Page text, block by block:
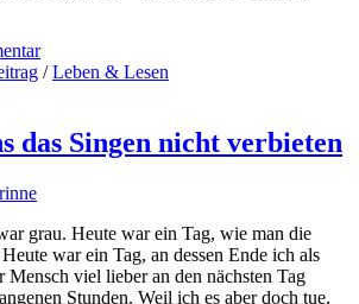
/Leben & Lesen
das Singen nicht verbieten
grau. Heute war ein Tag, wie man die
war ein Tag, an dessen Ende ich als
Mensch viel lieber an den nächsten Tag
Stunden. Weil ich es aber doch tue,